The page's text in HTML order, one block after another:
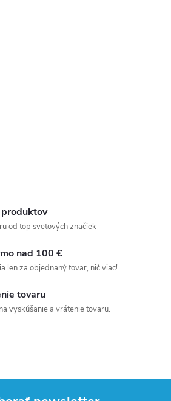
od top svetových značiek
nad 100 €
len za objednaný tovar, nič viac!
tovaru
vyskúšanie a vrátenie tovaru.